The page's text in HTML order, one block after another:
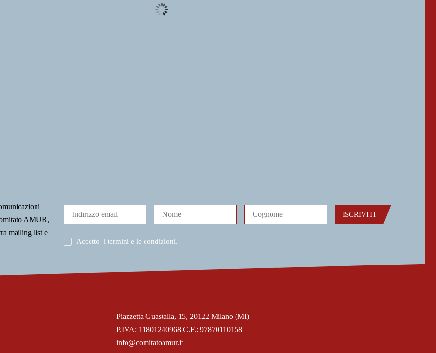
AMUR,
mailing list e
ISCRIVITI
Accetto i termini e le condizioni.
P.IVA: 11801240968 C.F.: 97870110158
Piazzetta Guastalla, 15, 20122 Milano (MI)
info@comitatoamur.it